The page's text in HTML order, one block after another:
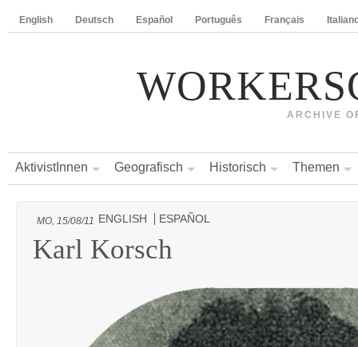
English Deutsch Español Português Français
ARCHIVE
AktivistInnen Geografisch Historisch Themen
MO, 15/08/11 ENGLISH ESPAÑOL
Karl Korsch